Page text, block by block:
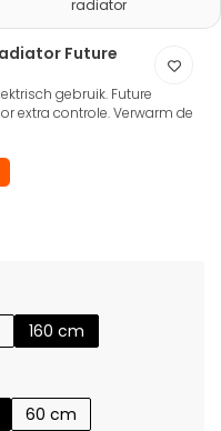
radiator
Future
gebruik. Future
extra controle. Verwarm de
160 cm
60 cm